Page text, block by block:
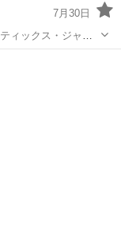
7月30日
■サ